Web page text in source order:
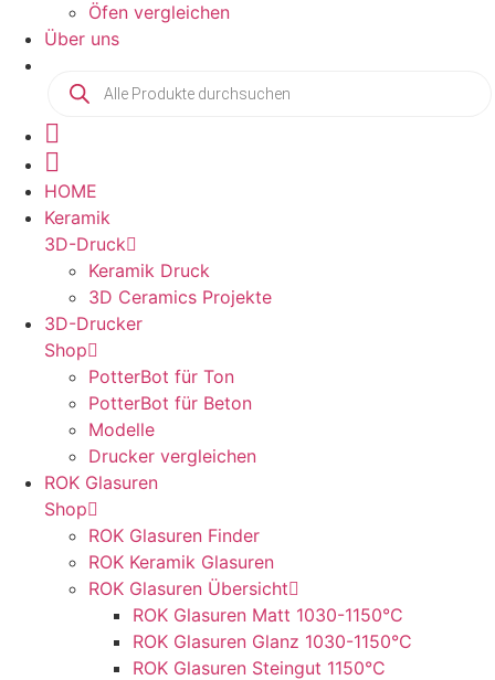
Öfen vergleichen
Über uns
Products
search
HOME
Keramik
3D-Druck
Keramik Druck
3D Ceramics Projekte
3D-Drucker
Shop
PotterBot für Ton
PotterBot für Beton
Modelle
Drucker vergleichen
ROK Glasuren
Shop
ROK Glasuren Finder
ROK Keramik Glasuren
ROK Glasuren Übersicht
ROK Glasuren Matt 1030-1150°C
ROK Glasuren Glanz 1030-1150°C
ROK Glasuren Steingut 1150°C